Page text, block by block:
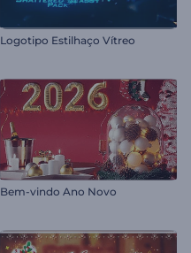
Logotipo Estilhaço Vítreo
Bem-vindo Ano Novo